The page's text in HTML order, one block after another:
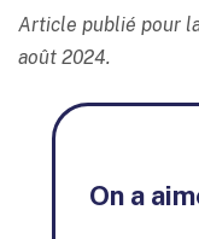
Article publié pour
août 2024.
On a